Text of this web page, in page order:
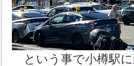
という事で小樽駅